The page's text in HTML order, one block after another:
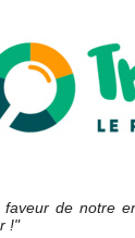
de notre
!"